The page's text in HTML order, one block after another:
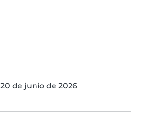
20 de junio de 2026